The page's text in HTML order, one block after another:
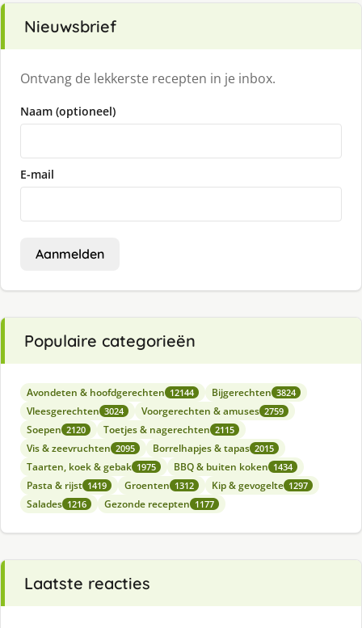
Nieuwsbrief
Ontvang de lekkerste recepten in je inbox.
Naam (optioneel)
E-mail
Aanmelden
Populaire categorieën
Avondeten & hoofdgerechten 12144 Bijgerechten 3824
Vleesgerechten 3024 Voorgerechten & amuses 2759
Soepen 2120 Toetjes & nagerechten 2115
Vis & zeevruchten 2095 Borrelhapjes & tapas 2015
Taarten, koek & gebak 1975 BBQ & buiten koken 1434
Pasta & rijst 1419 Groenten 1312 Kip & gevogelte 1297
Salades 1216 Gezonde recepten 1177
Laatste reacties